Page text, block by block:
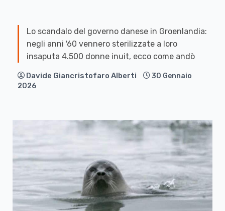
Lo scandalo del governo danese in Groenlandia:
negli anni '60 vennero sterilizzate a loro
insaputa 4.500 donne inuit, ecco come andò
Davide Giancristofaro Alberti
30 Gennaio
2026